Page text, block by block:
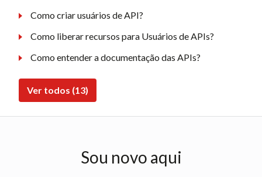
Como criar usuários de API?
Como liberar recursos para Usuários de APIs?
Como entender a documentação das APIs?
Ver todos (13)
Sou novo aqui